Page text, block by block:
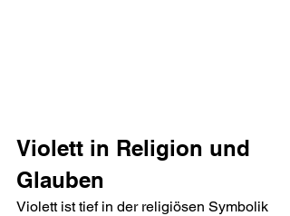
Violett in Religion und
Glauben
Violett ist tief in der religiösen Symbolik